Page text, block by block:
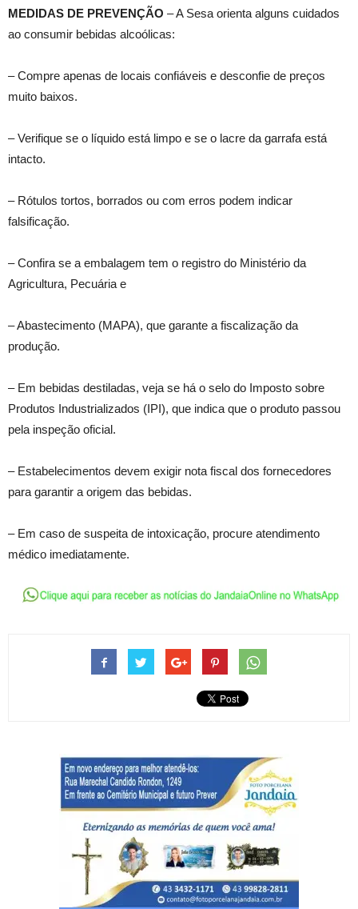
MEDIDAS DE PREVENÇÃO – A Sesa orienta alguns cuidados
ao consumir bebidas alcoólicas:
– Compre apenas de locais confiáveis e desconfie de preços
muito baixos.
– Verifique se o líquido está limpo e se o lacre da garrafa está
intacto.
– Rótulos tortos, borrados ou com erros podem indicar
falsificação.
– Confira se a embalagem tem o registro do Ministério da
Agricultura, Pecuária e
– Abastecimento (MAPA), que garante a fiscalização da
produção.
– Em bebidas destiladas, veja se há o selo do Imposto sobre
Produtos Industrializados (IPI), que indica que o produto passou
pela inspeção oficial.
– Estabelecimentos devem exigir nota fiscal dos fornecedores
para garantir a origem das bebidas.
– Em caso de suspeita de intoxicação, procure atendimento
médico imediatamente.